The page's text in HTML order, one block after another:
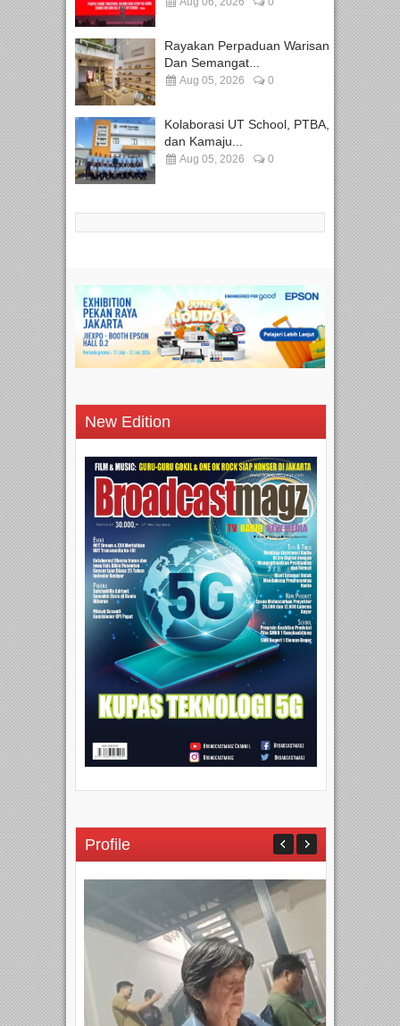
Rayakan Perpaduan Warisan
Dan Semangat...
Aug 05, 2026 0
Kolaborasi UT School, PTBA,
dan Kamaju...
Aug 05, 2026 0
New Edition
Profile